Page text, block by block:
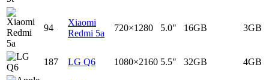
94
Xiaomi
Redmi 5a
720×1280 5.0" 16GB 3GB
187 LG Q6 1080×2160 5.5" 32GB 4GB